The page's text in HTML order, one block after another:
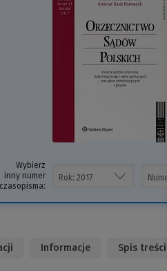
Wybierz
inny numer
czasopisma:
Informacje Spis treści